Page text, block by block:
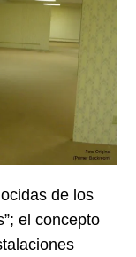
de los
el concepto